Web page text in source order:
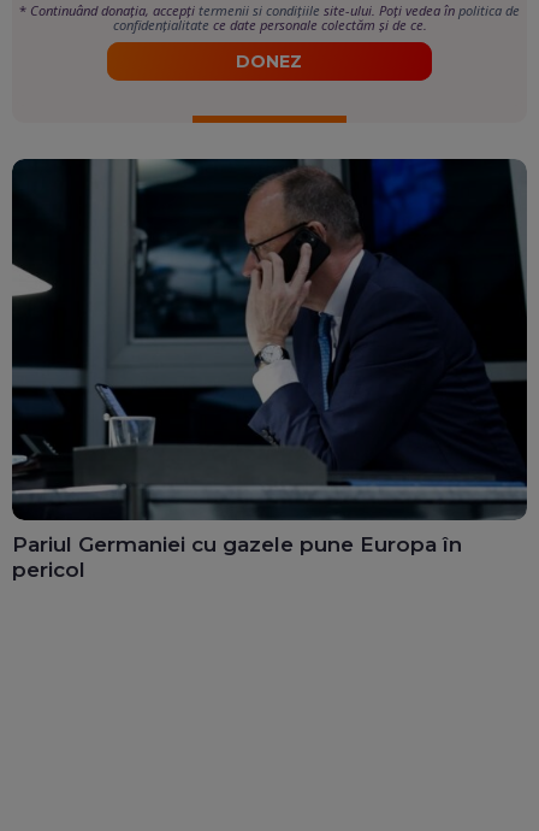
* Continuând donația, accepți termenii si condițiile site-ului. Poți vedea în politica de
confidențialitate ce date personale colectăm și de ce.
DONEZ
Pariul Germaniei cu gazele pune Europa în
pericol